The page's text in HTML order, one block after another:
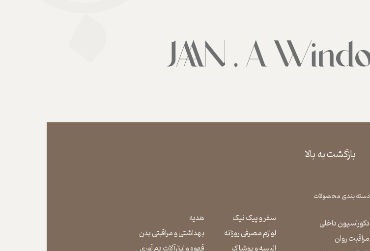
بازگشت به بالا
دسته بندی محصولات
دکوراسیون داخلی
مراقبت روان
سفر و پیک نیک
لوازم مصرفی روزانه
​​​​​​​البسه و پوشاک
هدیه
بهداشتی و مراقبتی بدن
​​​​​​​قهوه و ابزارآلات دم آوری